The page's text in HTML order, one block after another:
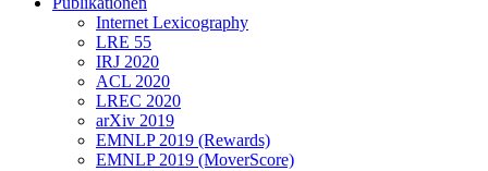
Internet Lexicography
LRE 55
IRJ 2020
ACL 2020
LREC 2020
arXiv 2019
EMNLP 2019 (Rewards)
EMNLP 2019 (MoverScore)